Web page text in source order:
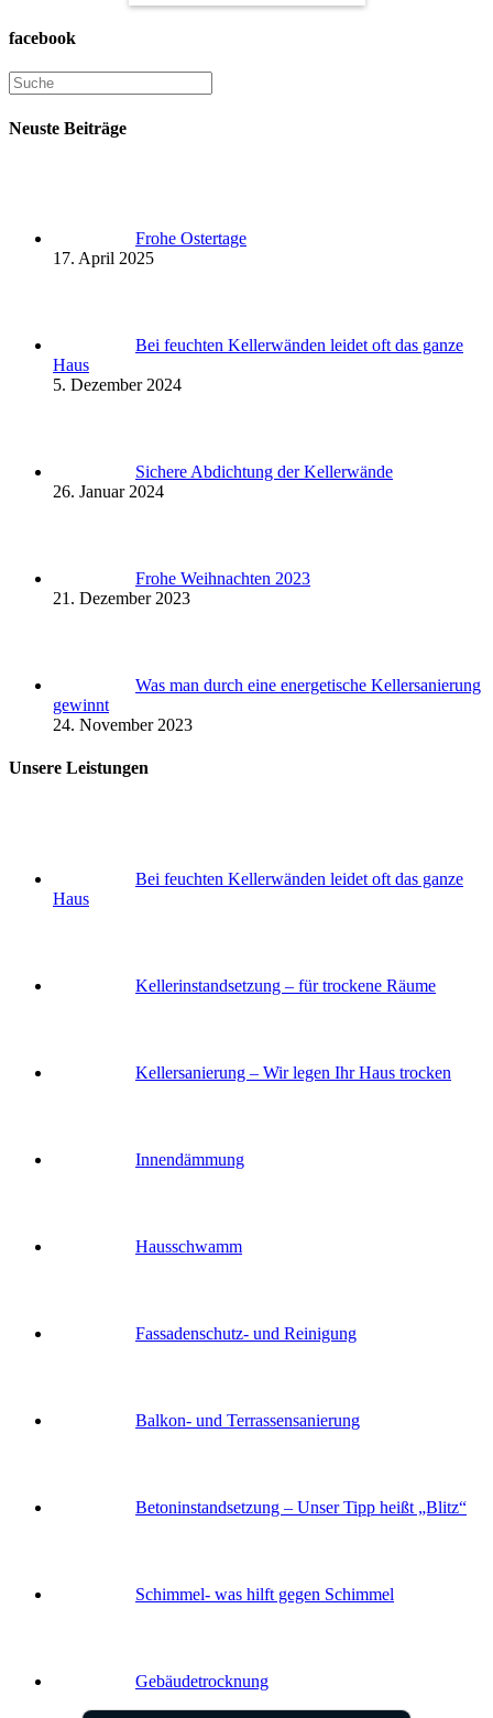
facebook
Neuste Beiträge
Frohe Ostertage
17. April 2025
Bei feuchten Kellerwänden leidet oft das ganze
Haus
5. Dezember 2024
Sichere Abdichtung der Kellerwände
26. Januar 2024
Frohe Weihnachten 2023
21. Dezember 2023
Was man durch eine energetische Kellersanierung
gewinnt
24. November 2023
Unsere Leistungen
Bei feuchten Kellerwänden leidet oft das ganze
Haus
Keller­instandsetzung – für trockene Räume
Keller­sanierung – Wir legen Ihr Haus trocken
Innendämmung
Hausschwamm
Fassaden­schutz- und Reinigung
Balkon- und Terras­sen­sanierung
Betoninstandsetzung – Unser Tipp heißt „Blitz“
Schimmel- was hilft gegen Schimmel
Gebäude­trocknung